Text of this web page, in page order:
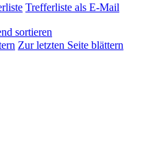
Trefferliste als E-Mail
sortieren
Zur letzten Seite blättern